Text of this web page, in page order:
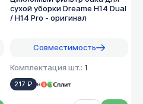
сухой уборки Dreame H14 Dual
/ H14 Pro - оригинал
Совместимость
Комплектация шт.: 1
217 ₽ в